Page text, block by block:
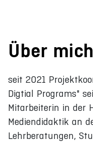
Über mich
seit 2021
Digtial Programs"
Mitarbeiterin in der
Mediendidaktik an
Lehrberatungen,